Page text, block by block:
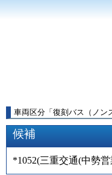
車両区分 「 復刻バス（ノン
候補
*1052(三重交通(中勢